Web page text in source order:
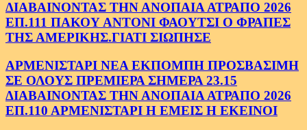
ΔΙΑΒΑΙΝΟΝΤΑΣ ΤΗΝ ΑΝΟΠΑΙΑ ΑΤΡΑΠΟ 2026
ΕΠ.111 ΠΑΚΟΥ ΑΝΤΟΝΙ ΦΑΟΥΤΣΙ Ο ΦΡΑΠΕΣ
ΤΗΣ ΑΜΕΡΙΚΗΣ.ΓΙΑΤΙ ΣΙΩΠΗΣΕ
ΑΡΜΕΝΙΣΤΑΡΙ ΝΕΑ ΕΚΠΟΜΠΗ ΠΡΟΣΒΑΣΙΜΗ
ΣΕ ΟΛΟΥΣ ΠΡΕΜΙΕΡΑ ΣΗΜΕΡΑ 23.15
ΔΙΑΒΑΙΝΟΝΤΑΣ ΤΗΝ ΑΝΟΠΑΙΑ ΑΤΡΑΠΟ 2026
ΕΠ.110 ΑΡΜΕΝΙΣΤΑΡΙ Η ΕΜΕΙΣ Η ΕΚΕΙΝΟΙ